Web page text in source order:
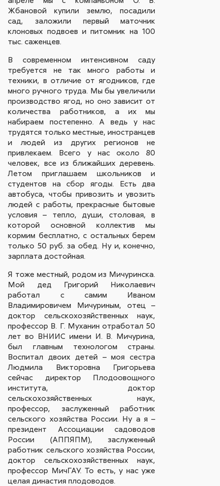
Жбановой купили землю, посадили
сад, заложили первый маточник
клоновых подвоев и питомник на 100
тыс. саженцев.
В современном интенсивном саду
требуется не так много работы и
техники, в отличие от ягодников, где
много ручного труда. Мы бы увеличили
производство ягод, но оно зависит от
количества работников, а их мы
набираем постепенно. А ведь у нас
трудятся только местные, иностранцев
и людей из других регионов не
привлекаем. Всего у нас около 80
человек, все из ближайших деревень.
Летом приглашаем школьников и
студентов на сбор ягоды. Есть два
автобуса, чтобы привозить и увозить
людей с работы, прекрасные бытовые
условия – тепло, души, столовая, в
которой основной коллектив мы
кормим бесплатно, с остальных берем
только 50 руб. за обед. Ну и, конечно,
зарплата достойная.
Я тоже местный, родом из Мичуринска.
Мой дед Григорий Николаевич
работал с самим Иваном
Владимировичем Мичуриным, отец –
доктор сельскохозяйственных наук,
профессор В. Г. Муханин отработал 50
лет во ВНИИС имени И. В. Мичурина,
был главным технологом страны.
Воспитал двоих детей – моя сестра
Людмила Викторовна Григорьева
сейчас директор Плодоовощного
института, доктор
сельскохозяйственных наук,
профессор, заслуженный работник
сельского хозяйства России. Ну а я –
президент Ассоциации садоводов
России (АППЯПМ), заслуженный
работник сельского хозяйства России,
доктор сельскохозяйственных наук,
профессор МичГАУ. То есть, у нас уже
целая династия плодоводов.